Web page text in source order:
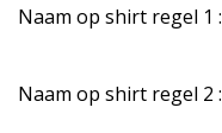
Naam op shirt regel 1 :
Naam op shirt regel 2 :